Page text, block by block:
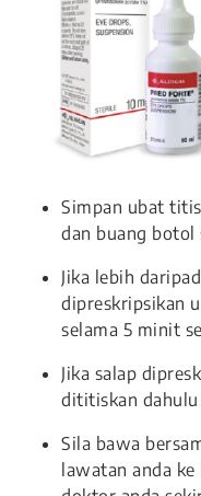
Simpan ubat
dan buang botol
Jika lebih
dipreskripsikan
selama 5 minit
Jika salap
dititiskan dahulu
Sila bawa
lawatan anda